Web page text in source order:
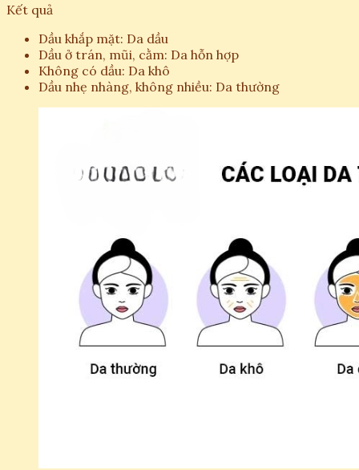
Kết quả
Dầu khắp mặt: Da dầu
Dầu ở trán, mũi, cằm: Da hỗn hợp
Không có dầu: Da khô
Dầu nhẹ nhàng, không nhiều: Da thường